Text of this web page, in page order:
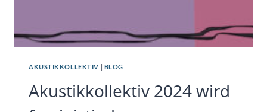
AKUSTIKKOLLEKTIV BLOG
Akustikkollektiv 2024 wird